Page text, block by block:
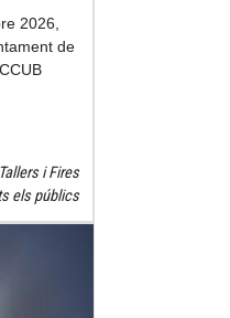
2026,
de
A la
Tallers i Fires
els públics